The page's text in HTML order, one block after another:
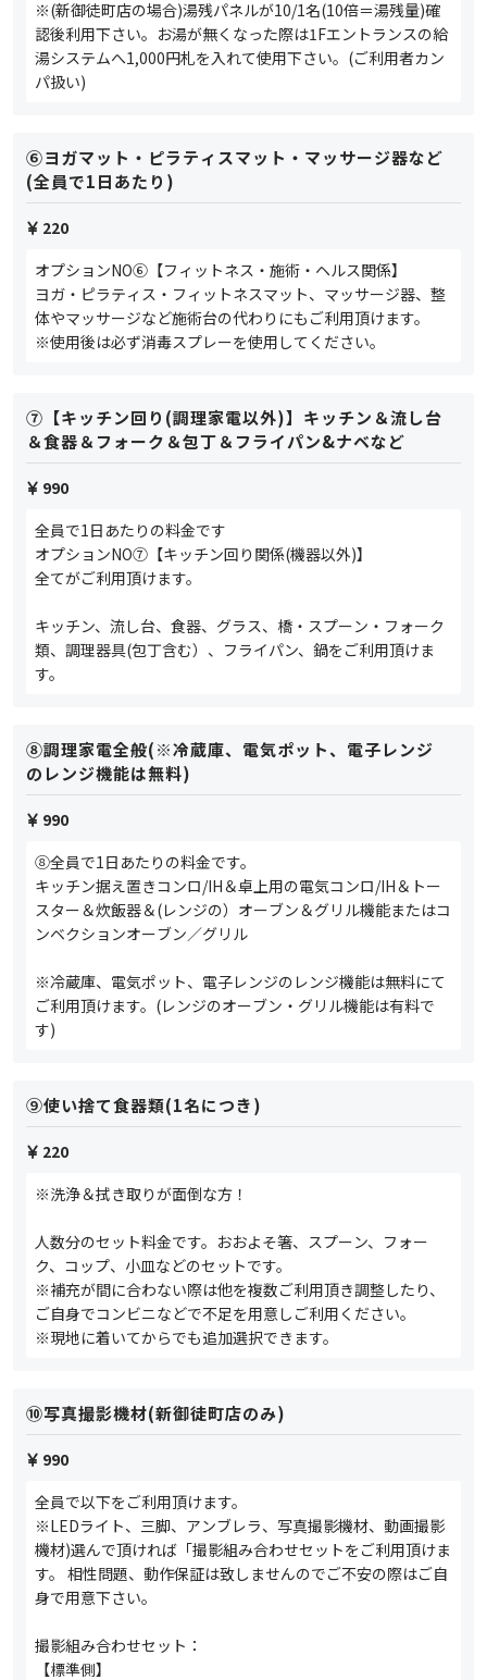
※(新御徒町店の場合)湯残パネルが10/1名(10倍＝湯残量)確
認後利用下さい。お湯が無くなった際は1Fエントランスの給
湯システムへ1,000円札を入れて使用下さい。(ご利用者カン
パ扱い)
⑥ヨガマット・ピラティスマット・マッサージ器など
(全員で1日あたり)
220
オプションNO⑥【フィットネス・施術・ヘルス関係】
ヨガ・ピラティス・フィットネスマット、マッサージ器、整
体やマッサージなど施術台の代わりにもご利用頂けます。
※使用後は必ず消毒スプレーを使用してください。
⑦【キッチン回り(調理家電以外)】キッチン＆流し台
＆食器＆フォーク＆包丁＆フライパン&ナベなど
990
全員で1日あたりの料金です
オプションNO⑦【キッチン回り関係(機器以外)】
全てがご利用頂けます。
キッチン、流し台、食器、グラス、橋・スプーン・フォーク
類、調理器具(包丁含む）、フライパン、鍋をご利用頂けま
す。
⑧調理家電全般(※冷蔵庫、電気ポット、電子レンジ
のレンジ機能は無料)
990
⑧全員で1日あたりの料金です。
キッチン据え置きコンロ/IH＆卓上用の電気コンロ/IH＆トー
スター＆炊飯器＆(レンジの）オーブン＆グリル機能またはコ
ンベクションオーブン／グリル
※冷蔵庫、電気ポット、電子レンジのレンジ機能は無料にて
ご利用頂けます。(レンジのオーブン・グリル機能は有料で
す)
⑨使い捨て食器類(1名につき)
220
※洗浄＆拭き取りが面倒な方！
人数分のセット料金です。おおよそ箸、スプーン、フォー
ク、コップ、小皿などのセットです。
※補充が間に合わない際は他を複数ご利用頂き調整したり、
ご自身でコンビニなどで不足を用意しご利用ください。
※現地に着いてからでも追加選択できます。
⑩写真撮影機材(新御徒町店のみ)
990
全員で以下をご利用頂けます。
※LEDライト、三脚、アンブレラ、写真撮影機材、動画撮影
機材)選んで頂ければ「撮影組み合わせセットをご利用頂けま
す。 相性問題、動作保証は致しませんのでご不安の際はご自
身で用意下さい。
撮影組み合わせセット：
【標準側】